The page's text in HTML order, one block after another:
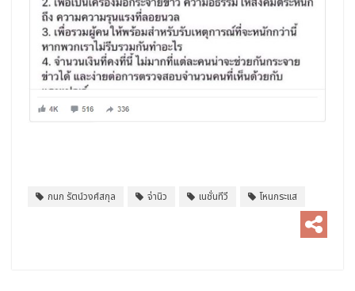
กนก รัตน์วงศ์สกุล จ่านิว เนชั่นทีวี โหนกระแส